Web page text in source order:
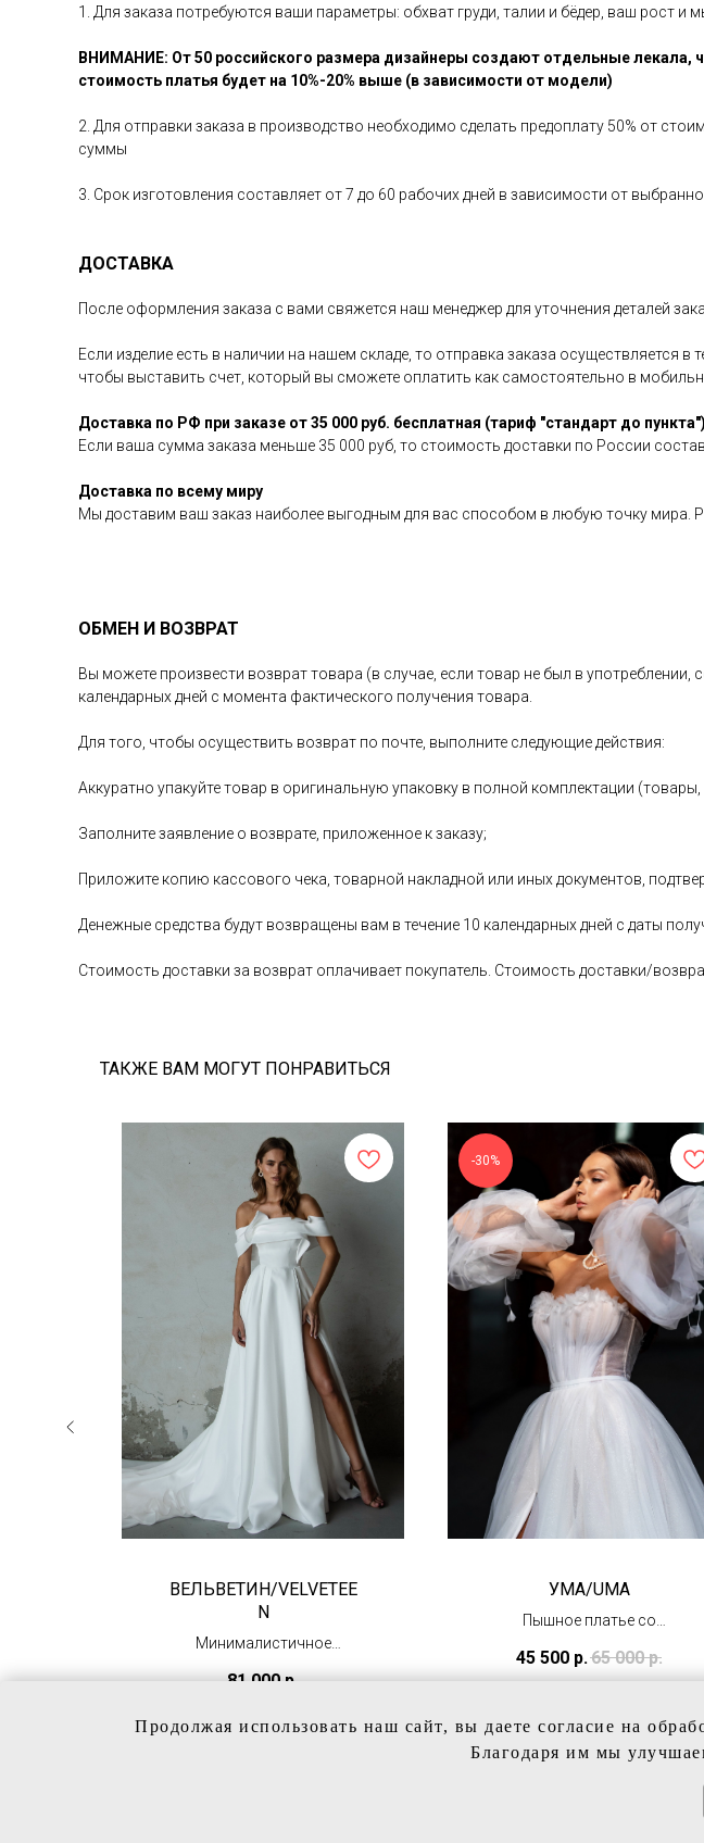
1. Для заказа потребуются ваши параметры: обхват груди, талии и бёдер, ваш рост
ВНИМАНИЕ: От 50 российского размера дизайнеры создают отдельные лекала,
стоимость платья будет на 10%-20% выше (в зависимости от модели)
2. Для отправки заказа в производство необходимо сделать предоплату 50% от
суммы
3. Срок изготовления составляет от 7 до 60 рабочих дней в зависимости от
ДОСТАВКА
После оформления заказа с вами свяжется наш менеджер для уточнения деталей
Если изделие есть в наличии на нашем складе, то отправка заказа осуществляется
чтобы выставить счет, который вы сможете оплатить как самостоятельно в
Доставка по РФ при заказе от 35 000 руб. бесплатная (тариф "стандарт до пункта")
Если ваша сумма заказа меньше 35 000 руб, то стоимость доставки по России
Доставка по всему миру
Мы доставим ваш заказ наиболее выгодным для вас способом в любую точку мира.
ОБМЕН И ВОЗВРАТ
Вы можете произвести возврат товара (в случае, если товар не был в
календарных дней с момента фактического получения товара.
Для того, чтобы осуществить возврат по почте, выполните следующие действия:
Аккуратно упакуйте товар в оригинальную упаковку в полной комплектации
Заполните заявление о возврате, приложенное к заказу;
Приложите копию кассового чека, товарной накладной или иных документов,
Денежные средства будут возвращены вам в течение 10 календарных дней с даты
Стоимость доставки за возврат оплачивает покупатель. Стоимость доставки/
ТАКЖЕ ВАМ МОГУТ ПОНРАВИТЬСЯ
ВЕЛЬВЕТИН/VELVETEE
N
Минималистичное
81 000 р.
-30%
УМА/UMA
Пышное платье со
(в наличии)
45 500 р.65 000 р.
Продолжая использовать наш сайт, вы даете согласие на
Благодаря им мы